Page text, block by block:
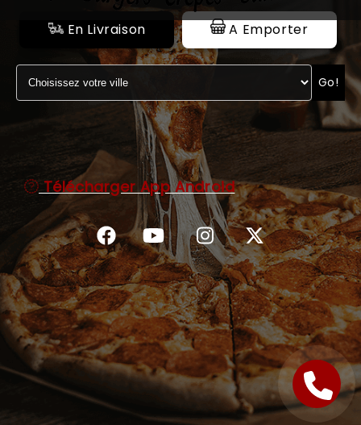
VOS AVIS
MENTIONS LÉGALES
C.G.V
En Livraison A Emporter
Go!
Télécharger App Android